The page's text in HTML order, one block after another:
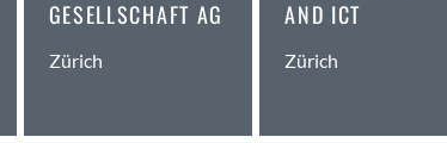
GESELLSCHAFT AG
Zürich
AND ICT
Zürich